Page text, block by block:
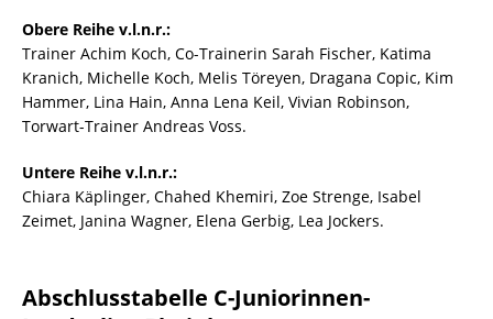
Obere Reihe v.l.n.r.:
Trainer Achim Koch, Co-Trainerin Sarah Fischer, Katima
Kranich, Michelle Koch, Melis Töreyen, Dragana Copic, Kim
Hammer, Lina Hain, Anna Lena Keil, Vivian Robinson,
Torwart-Trainer Andreas Voss.
Untere Reihe v.l.n.r.:
Chiara Käplinger, Chahed Khemiri, Zoe Strenge, Isabel
Zeimet, Janina Wagner, Elena Gerbig, Lea Jockers.
Abschlusstabelle C-Juniorinnen-